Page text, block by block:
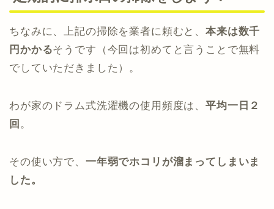
ちなみに、上記の掃除を業者に頼むと、本来は数千
円かかるそうです（今回は初めてと言うことで無料
でしていただきました）。
わが家のドラム式洗濯機の使用頻度は、平均一日２
回 。
その使い方で、 一年弱でホコリが溜まってしまいま
した。